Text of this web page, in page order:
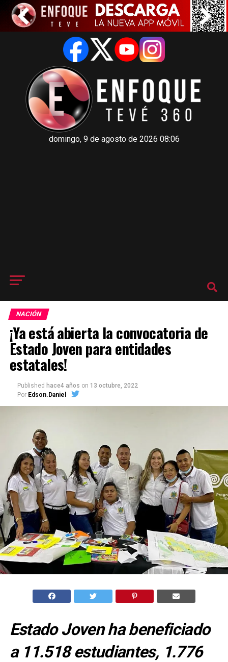
domingo, 9 de agosto de 2026 08:06
NACIÓN
¡Ya está abierta la convocatoria de
Estado Joven para entidades
estatales!
Published hace4 años on 13 octubre, 2022
Por Edson.Daniel
Estado Joven ha beneficiado
a 11.518 estudiantes, 1.776